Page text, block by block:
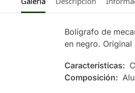
Bolígrafo de
en negro.
Características:
Composición: